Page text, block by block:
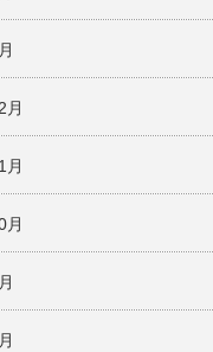
月
月
月